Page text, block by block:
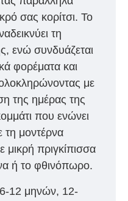
σας κορίτσι. Το
τη
ενώ συνδυάζεται
φορέματα και
με
της ημέρας της
που ενώνει
τη μοντέρνα
μικρή πριγκίπισσα
ή το φθινόπωρο.
6-12 μηνών, 12-